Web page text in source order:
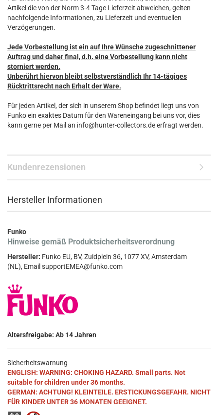
Artikel die von der Norm 3-4 Tage Lieferzeit abweichen, gelten
nachfolgende Informationen, zu Lieferzeit und eventuellen
Verzögerungen.
Jede Vorbestellung ist ein auf Ihre Wünsche zugeschnittener
Auftrag und daher final, d.h. eine Vorbestellung kann nicht
storniert werden.
Unberührt hiervon bleibt selbstverständlich Ihr 14-tägiges
Rücktrittsrecht nach Erhalt der Ware.
Für jeden Artikel, der sich in unserem Shop befindet liegt uns von
Funko ein exaktes Datum für den Wareneingang bei uns vor, dies
kann gerne per Mail an info@hunter-collectors.de erfragt werden.
Kundenrezensionen
Hersteller Informationen
Funko
Hinweise gemäß Produktsicherheitsverordnung
Hersteller: Funko EU, BV, Zuidplein 36, 1077 XV, Amsterdam
(NL), Email supportEMEA@funko.com
Altersfreigabe: Ab 14 Jahren
Sicherheitswarnung
ENGLISH: WARNING: CHOKING HAZARD. Small parts. Not
suitable for children under 36 months.
GERMAN: ACHTUNG! KLEINTEILE. ERSTICKUNGSGEFAHR. NICHT
FÜR KINDER UNTER 36 MONATEN GEEIGNET.